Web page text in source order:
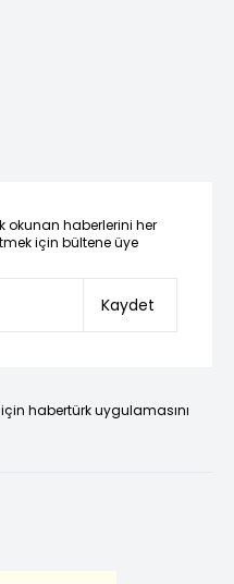
okunan haberlerini her
için bültene üye
Kaydet
habertürk uygulamasını